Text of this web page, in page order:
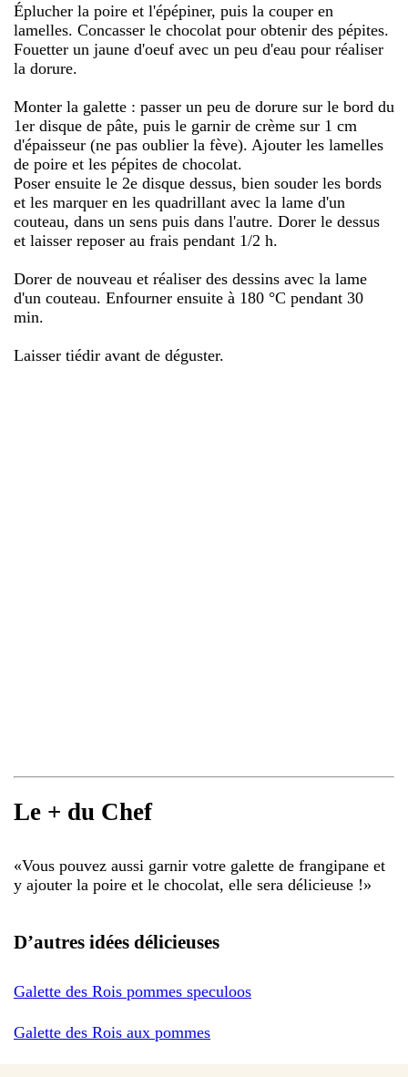
Éplucher la poire et l'épépiner, puis la couper en
lamelles. Concasser le chocolat pour obtenir des pépites.
Fouetter un jaune d'oeuf avec un peu d'eau pour réaliser
la dorure.
Monter la galette : passer un peu de dorure sur le bord du
1er disque de pâte, puis le garnir de crème sur 1 cm
d'épaisseur (ne pas oublier la fève). Ajouter les lamelles
de poire et les pépites de chocolat.
Poser ensuite le 2e disque dessus, bien souder les bords
et les marquer en les quadrillant avec la lame d'un
couteau, dans un sens puis dans l'autre. Dorer le dessus
et laisser reposer au frais pendant 1/2 h.
Dorer de nouveau et réaliser des dessins avec la lame
d'un couteau. Enfourner ensuite à 180 °C pendant 30
min.
Laisser tiédir avant de déguster.
Le + du Chef
«Vous pouvez aussi garnir votre galette de frangipane et
y ajouter la poire et le chocolat, elle sera délicieuse !»
D’autres idées délicieuses
Galette des Rois pommes speculoos
Galette des Rois aux pommes